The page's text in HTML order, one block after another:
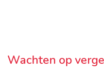
Wachten op